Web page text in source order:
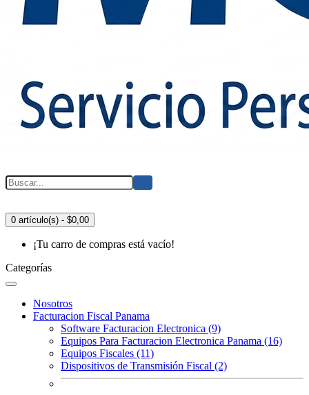
0 artículo(s) - $0,00
¡Tu carro de compras está vacío!
Categorías
Nosotros
Facturacion Fiscal Panama
Software Facturacion Electronica (9)
Equipos Para Facturacion Electronica Panama (16)
Equipos Fiscales (11)
Dispositivos de Transmisión Fiscal (2)